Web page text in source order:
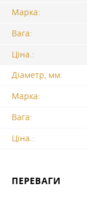
Марка:
Вага:
Ціна.:
Діаметр, мм:
Марка:
Вага:
Ціна.:
ПЕРЕВАГИ